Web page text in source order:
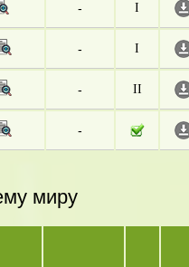
- I
- I
- II
-
миру